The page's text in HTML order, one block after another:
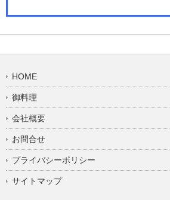
HOME
御料理
会社概要
お問合せ
プライバシーポリシー
サイトマップ